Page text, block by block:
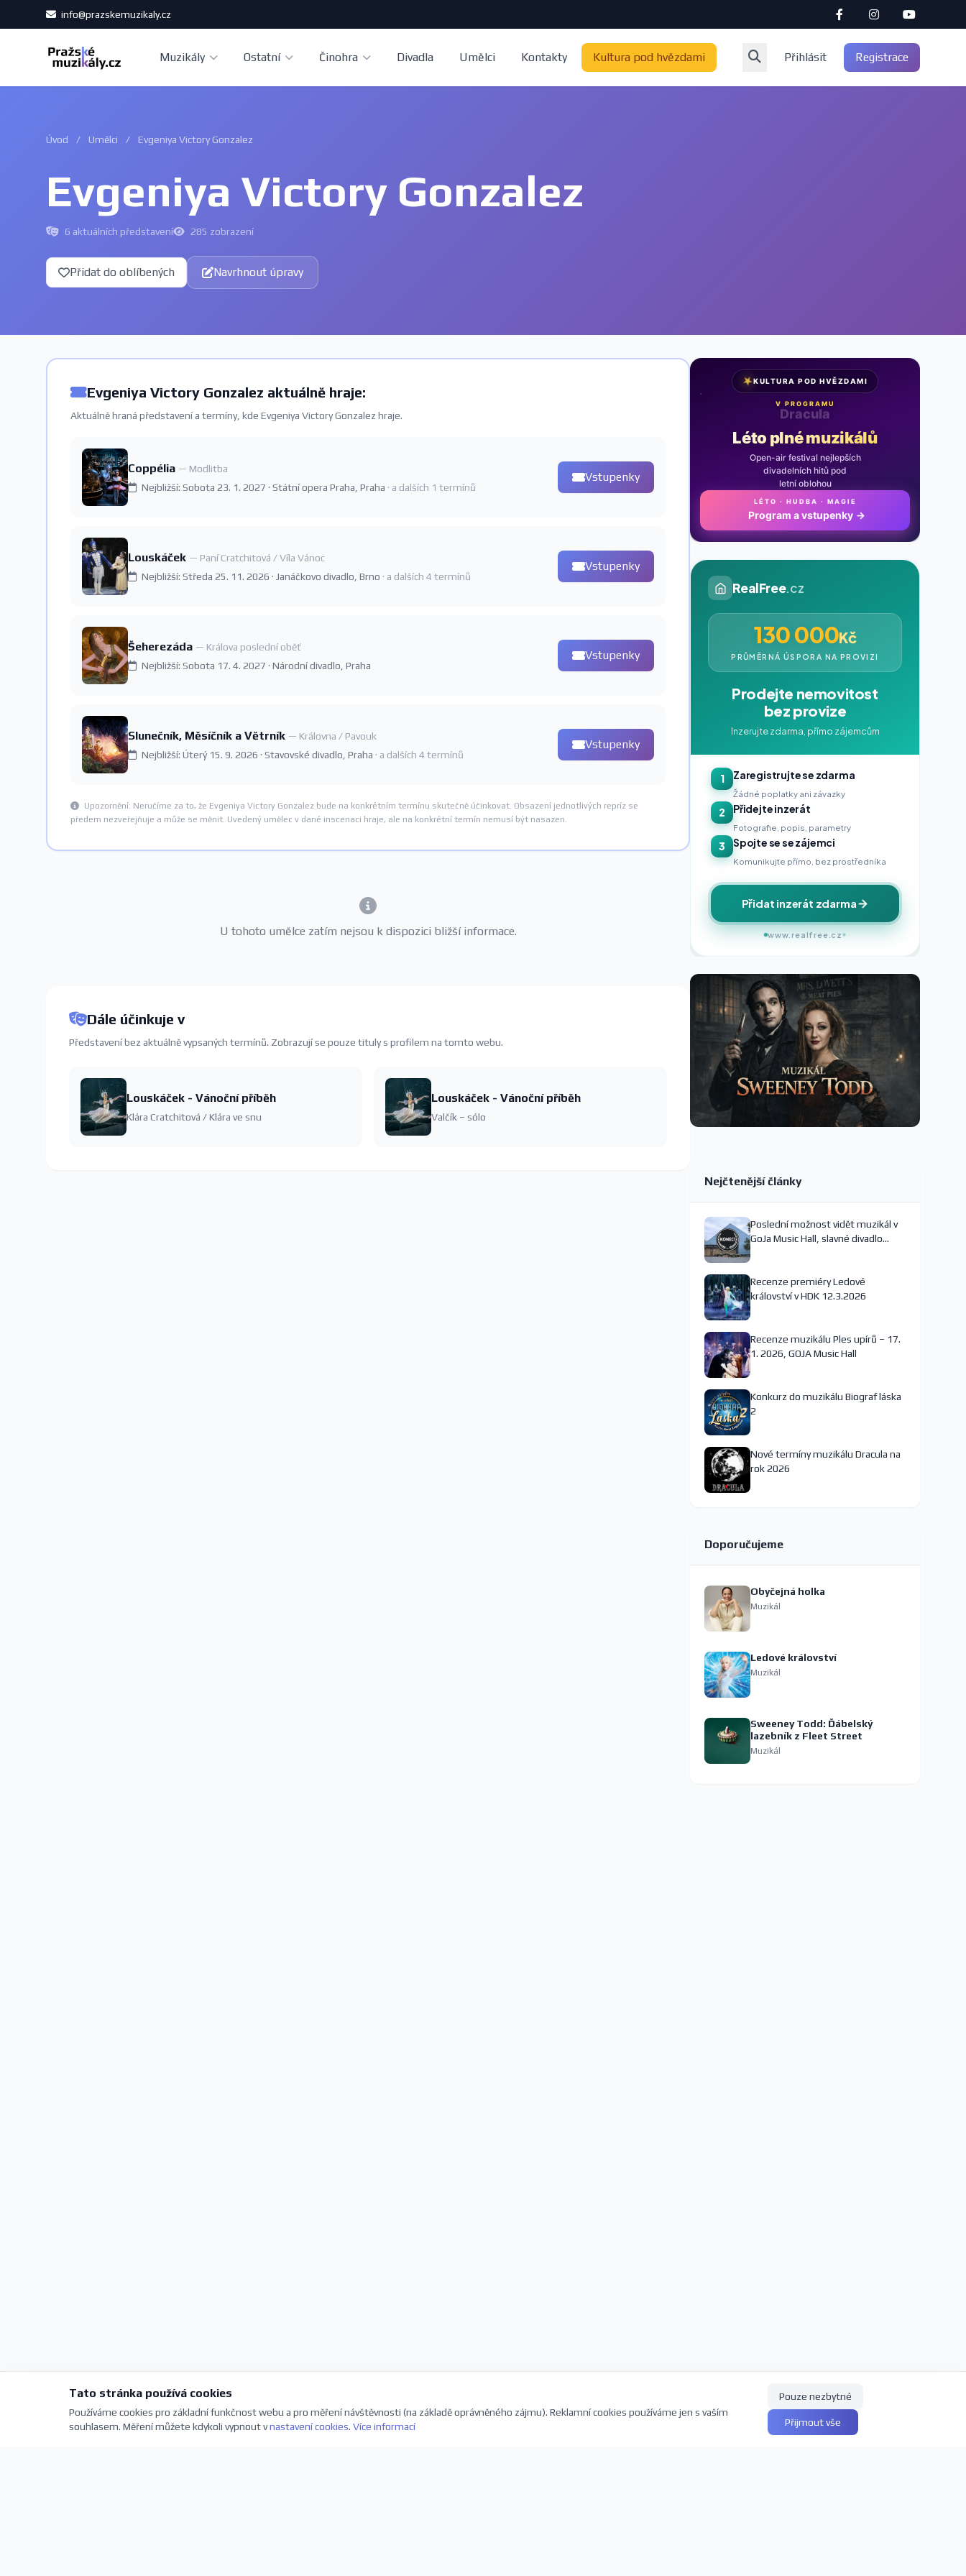
info@prazskemuzikaly.cz
Muzikály Ostatní Činohra Divadla Umělci Kontakty Kultura pod hvězdami Přihlásit Registrace
Úvod / Umělci / Evgeniya Victory Gonzalez
Evgeniya Victory Gonzalez
6 aktuálních představení 285 zobrazení
Přidat do oblíbených Navrhnout úpravy
Evgeniya Victory Gonzalez aktuálně hraje:
Aktuálně hraná představení a termíny, kde Evgeniya Victory Gonzalez hraje.
Coppélia — Modlitba
Nejbližší: Sobota 23. 1. 2027 · Státní opera Praha, Praha · a dalších 1 termínů
Vstupenky
Louskáček — Paní Cratchitová / Víla Vánoc
Nejbližší: Středa 25. 11. 2026 · Janáčkovo divadlo, Brno · a dalších 4 termínů
Vstupenky
Šeherezáda — Králova poslední oběť
Nejbližší: Sobota 17. 4. 2027 · Národní divadlo, Praha
Vstupenky
Slunečník, Měsíčník a Větrník — Královna / Pavouk
Nejbližší: Úterý 15. 9. 2026 · Stavovské divadlo, Praha · a dalších 4 termínů
Vstupenky
Upozornění: Neručíme za to, že Evgeniya Victory Gonzalez bude na konkrétním termínu skutečně účinkovat. Obsazení jednotlivých repríz se
předem nezveřejňuje a může se měnit. Uvedený umělec v dané inscenaci hraje, ale na konkrétní termín nemusí být nasazen.
U tohoto umělce zatím nejsou k dispozici bližší informace.
Dále účinkuje v
Představení bez aktuálně vypsaných termínů. Zobrazují se pouze tituly s profilem na tomto webu.
Louskáček - Vánoční příběh
Klára Cratchitová / Klára ve snu
Louskáček - Vánoční příběh
Valčík – sólo
★KULTURA POD HVĚZDAMI
V PROGRAMU
Noc na Karlštejně
Léto plné muzikálů
Open-air festival nejlepších
divadelních hitů pod
letní oblohou
LÉTO · HUDBA · MAGIE
Program a vstupenky →
RealFree.cz
130 000Kč
PRŮMĚRNÁ ÚSPORA NA PROVIZI
Prodejte nemovitost
bez provize
Inzerujte zdarma, přímo zájemcům
1 Zaregistrujte se zdarma
Žádné poplatky ani závazky
2 Přidejte inzerát
Fotografie, popis, parametry
3 Spojte se se zájemci
Komunikujte přímo, bez prostředníka
Přidat inzerát zdarma
www.realfree.cz
Nejčtenější články
Poslední možnost vidět muzikál v
GoJa Music Hall, slavné divadlo
Recenze premiéry Ledové
království v HDK 12.3.2026
Recenze muzikálu Ples upírů – 17.
1. 2026, GOJA Music Hall
Konkurz do muzikálu Biograf láska
2
Nové termíny muzikálu Dracula na
rok 2026
Doporučujeme
Obyčejná holka
Muzikál
Ledové království
Muzikál
Sweeney Todd: Ďábelský
lazebník z Fleet Street
Muzikál
Tato stránka používá cookies
Používáme cookies pro základní funkčnost webu a pro měření návštěvnosti (na základě oprávněného zájmu). Reklamní cookies používáme jen s vaším
souhlasem. Měření můžete kdykoli vypnout vnastavení cookies. Více informací
Pouze nezbytné
Přijmout vše